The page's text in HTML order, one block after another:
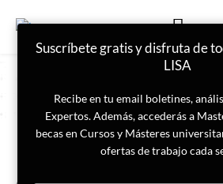
ETIQUETA
Anti
Suscríbete gratis y disfruta de
LISA
Recibe en tu email boletines,
Expertos. Además, accederás a
becas en Cursos y Másteres
ofertas de trabajo cada